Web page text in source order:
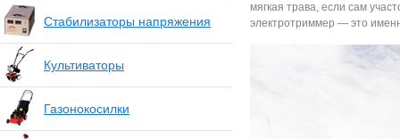
Стабилизаторы напряжения
Культиваторы
Газонокосилки
мягкая трава, если сам
электротриммер — это